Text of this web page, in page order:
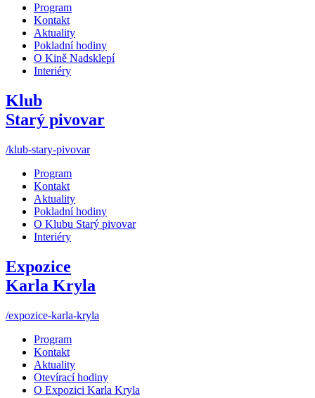
Program
Kontakt
Aktuality
Pokladní hodiny
O Kině Nadsklepí
Interiéry
Klub
Starý pivovar
/klub-stary-pivovar
Program
Kontakt
Aktuality
Pokladní hodiny
O Klubu Starý pivovar
Interiéry
Expozice
Karla Kryla
/expozice-karla-kryla
Program
Kontakt
Aktuality
Otevírací hodiny
O Expozici Karla Kryla